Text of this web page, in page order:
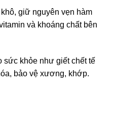
giữ nguyên vẹn hàm
và khoáng chất bên
sức khỏe như giết chết tế
bảo vệ xương, khớp.